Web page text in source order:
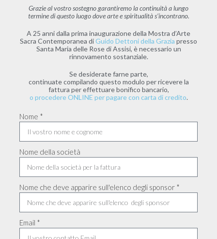
Grazie al vostro sostegno garantiremo la continuità a lungo
termine di questo luogo dove arte e spiritualità s’incontrano.
A 25 anni dalla prima inaugurazione della Mostra d’Arte
Sacra Contemporanea diGuido Dettoni della Grazia presso
Santa Maria delle Rose di Assisi, è necessario un
rinnovamento sostanziale.
Se desiderate farne parte,
continuate compilando questo modulo per ricevere la
fattura per effettuare bonifico bancario,
o procedere ONLINE per pagare con carta di credito.
Nome *
Nome della società
Nome che deve apparire sull'elenco degli sponsor *
Email *